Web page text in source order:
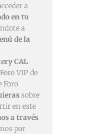
a
en tu
a
de la
CAL
VIP de
Foro
sobre
en este
a través
por